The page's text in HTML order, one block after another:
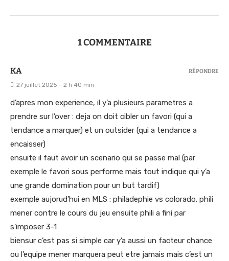
1 COMMENTAIRE
KA
27 juillet 2025 - 2 h 40 min
d’apres mon experience, il y’a plusieurs parametres a
prendre sur l’over : deja on doit cibler un favori (qui a
tendance a marquer) et un outsider (qui a tendance a
encaisser)
ensuite il faut avoir un scenario qui se passe mal (par
exemple le favori sous performe mais tout indique qui y’a
une grande domination pour un but tardif)
exemple aujorud’hui en MLS : philadephie vs colorado. phili
mener contre le cours du jeu ensuite phili a fini par
s’imposer 3-1
biensur c’est pas si simple car y’a aussi un facteur chance
ou l’equipe mener marquera peut etre jamais mais c’est un
RÉPONDRE